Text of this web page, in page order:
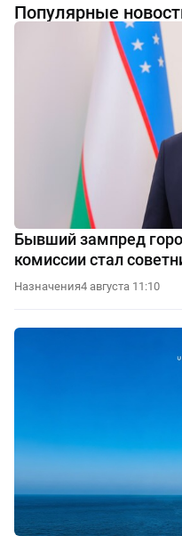
Популярные
Бывший зампред
комиссии стал
Назначения4 августа 11:10